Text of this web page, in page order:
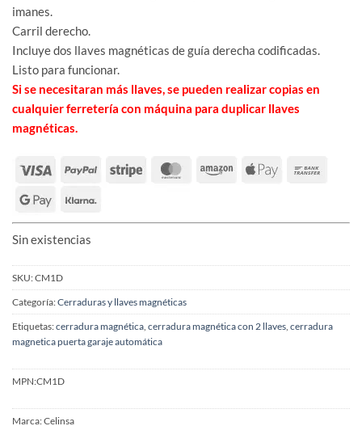
imanes.
Carril derecho.
Incluye dos llaves magnéticas de guía derecha codificadas.
Listo para funcionar.
Si se necesitaran más llaves, se pueden realizar copias en
cualquier ferretería con máquina para duplicar llaves
magnéticas.
Sin existencias
SKU:CM1D
Categoría:Cerraduras y llaves magnéticas
Etiquetas:cerradura magnética cerradura magnética con 2 llaves cerradura
magnetica puerta garaje automática
MPN:CM1D
Marca:Celinsa